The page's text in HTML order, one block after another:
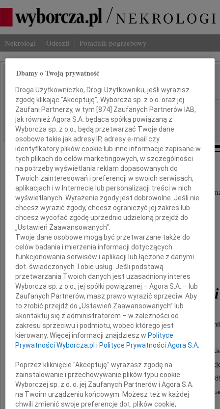
Nekrologi Odeszli Poradnik pogrzebowy
IMIĘ I NAZWISKO: Andrzej Dobrogowski
REGION: Poznań
DATA EMISJI: 04.06.2025
Z głębokim żalem
przyjęliśmy wiadomość, że 29 maja 2025 roku
prof. dr hab. inż.
Andrzej Dobrogowski
wybitny specjalista z zakresu elektroniki i
W trakcie swojej pracy na Politechnice
z którą związany był od 1962 roku, pełnił
Dyrektora Instytutu Elektroniki i Telekomunikacji
oraz pierwszego Dziekana Wydziału Elektroniki i
Dbamy o Twoją prywatność
Droga Użytkowniczko, Drogi Użytkowniku, jeśli wyrazisz
zgodę klikając "Akceptuję", Wyborcza sp. z o.o. oraz jej
Zaufani Partnerzy, w tym [874] Zaufanych Partnerów IAB,
jak również Agora S.A. będąca spółką powiązaną z
Wyborcza sp. z o.o., będą przetwarzać Twoje dane
osobowe takie jak adresy IP, adresy e-mail czy
identyfikatory plików cookie lub inne informacje zapisane w
tych plikach do celów marketingowych, w szczególności
na potrzeby wyświetlania reklam dopasowanych do
Twoich zainteresowań i preferencji w swoich serwisach,
aplikacjach i w Internecie lub personalizacji treści w nich
wyświetlanych. Wyrażenie zgody jest dobrowolne. Jeśli nie
chcesz wyrazić zgody, chcesz ograniczyć jej zakres lub
chcesz wycofać zgodę uprzednio udzieloną przejdź do
„Ustawień Zaawansowanych”.
Twoje dane osobowe mogą być przetwarzane także do
celów badania i mierzenia informacji dotyczących
funkcjonowania serwisów i aplikacji lub łączone z danymi
dot. świadczonych Tobie usług. Jeśli podstawą
przetwarzania Twoich danych jest uzasadniony interes
Wyborcza sp. z o.o., jej spółki powiązanej – Agora S.A. – lub
Zaufanych Partnerów, masz prawo wyrazić sprzeciw. Aby
to zrobić przejdź do „Ustawień Zaawansowanych” lub
skontaktuj się z administratorem – w zależności od
zakresu sprzeciwu i podmiotu, wobec którego jest
kierowany. Więcej informacji znajdziesz wPolityce
Prywatności Wyborcza.pl iPolityce Prywatności Agora S.A.
Poprzez kliknięcie "Akceptuję" wyrażasz zgodę na
zainstalowanie i przechowywanie plików typu cookie
Wyborczej sp. z o. o. jej Zaufanych Partnerów i Agora S.A.
na Twoim urządzeniu końcowym. Możesz też w każdej
chwili zmienić swoje preferencje dot. plików cookie,